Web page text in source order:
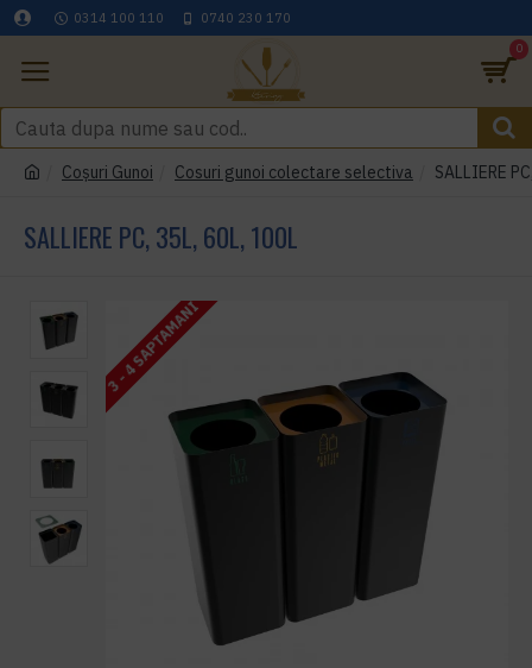
0314 100 110 0740 230 170
0
Coşuri Gunoi Cosuri gunoi colectare selectiva SALLIERE
SALLIERE PC, 35L, 60L, 100L
3 - 4 SAPTAMANI